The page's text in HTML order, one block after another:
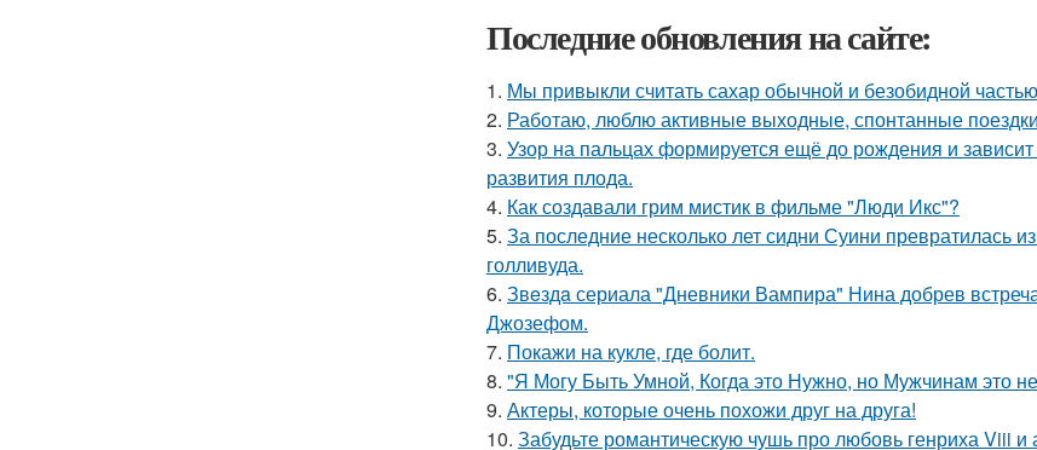
Последние обновления на сайте:
1. Мы привыкли считать сахар обычной и безобидной
2. Работаю, люблю активные выходные, спонтанные
3. Узор на пальцах формируется ещё до рождения и
развития плода.
4. Как создавали грим мистик в фильме "Люди Икс"?
5. За последние несколько лет сидни Суини превратилась
голливуда.
6. Звeздa сериала "Дневники Вампира" Нина добрев
Джозефом.
7. Покажи на кукле, где болит.
8. "Я Могу Быть Умной, Когда это Нужно, но Мужчинам это
9. Актеры, которые очень похожи друг на друга!
10. Забудьте романтическую чушь про любовь генриха Viii